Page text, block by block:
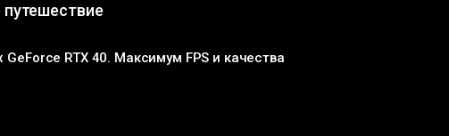
путешествие
RTX 40. Максимум FPS и качества